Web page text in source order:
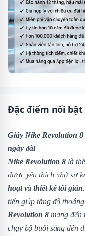
Đặc điểm nổi bật
Giày Nike Revolution
ngày dài
Nike Revolution 8 là
được yêu thích nhờ sự
hoạt và thiết kế tối giản
tiến giúp tăng độ
Revolution 8 mang đến
chạy bộ buổi sáng đến